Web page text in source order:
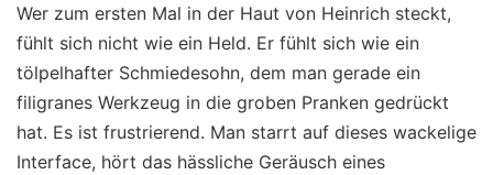
Wer zum ersten Mal in der Haut von Heinrich steckt,
fühlt sich nicht wie ein Held. Er fühlt sich wie ein
tölpelhafter Schmiedesohn, dem man gerade ein
filigranes Werkzeug in die groben Pranken gedrückt
hat. Es ist frustrierend. Man starrt auf dieses wackelige
Interface, hört das hässliche Geräusch eines